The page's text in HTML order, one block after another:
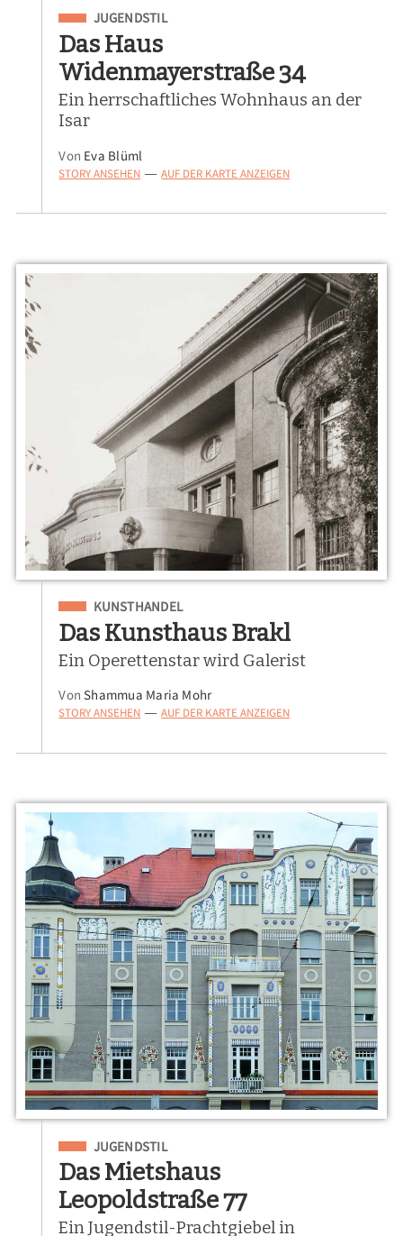
Eingeordnet unter
JUGENDSTIL
Das Haus
Widenmayerstraße 34
Ein herrschaftliches Wohnhaus an der
Isar
Von Eva Blüml
STORY ANSEHEN — AUF DER KARTE ANZEIGEN
Eingeordnet unter
KUNSTHANDEL
Das Kunsthaus Brakl
Ein Operettenstar wird Galerist
VonShammua Maria Mohr
STORY ANSEHEN — AUF DER KARTE ANZEIGEN
Eingeordnet unter
JUGENDSTIL
Das Mietshaus
Leopoldstraße 77
Ein Jugendstil-Prachtgiebel in